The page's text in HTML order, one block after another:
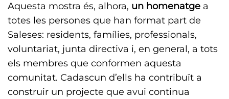
Aquesta mostra és, alhora, un homenatge a
totes les persones que han format part de
Saleses: residents, famílies, professionals,
voluntariat, junta directiva i, en general, a tots
els membres que conformen aquesta
comunitat. Cadascun d’ells ha contribuït a
construir un projecte que avui continua